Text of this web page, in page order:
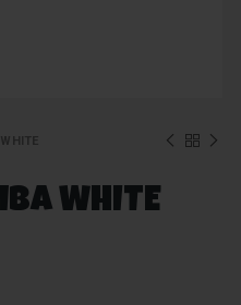
WHITE